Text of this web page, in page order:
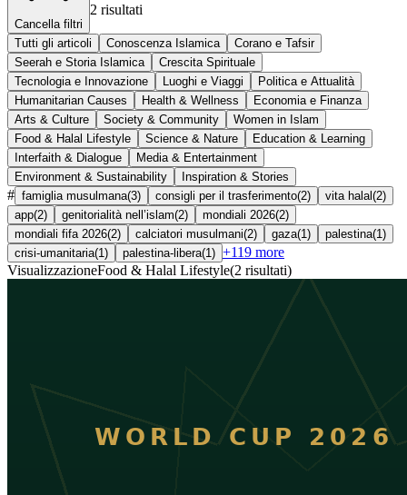
Cancella filtri
2 risultati
Tutti gli articoli Conoscenza Islamica
Corano e Tafsir
Seerah e Storia Islamica
Crescita Spirituale
Tecnologia e Innovazione
Luoghi e Viaggi
Politica e Attualità
Humanitarian Causes
Health & Wellness
Economia e Finanza
Arts & Culture
Society & Community
Women in Islam
Food & Halal Lifestyle
Science & Nature
Education & Learning
Interfaith & Dialogue
Media & Entertainment
Environment & Sustainability
Inspiration & Stories
# famiglia musulmana(3) consigli per il trasferimento(2) vita halal (2)
app(2) genitorialità nell’islam(2) mondiali 2026(2)
mondiali fifa 2026(2) calciatori musulmani(2) gaza(1 ) palestina(1 )
crisi-umanitaria(1 ) palestina-libera(1 ) +119 more
VisualizzazioneFood & Halal Lifestyle(2 risultati)